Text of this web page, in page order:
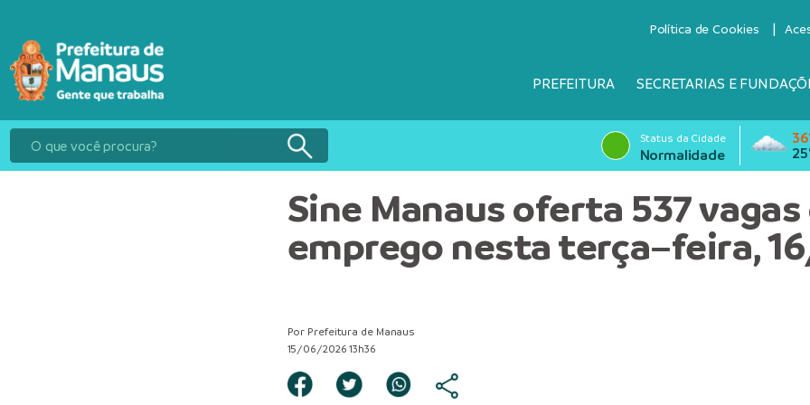
Política de Cookies
PREFEITURA SECRETARIAS E
Status da Cidade
Normalidade
Sine Manaus oferta 537 vagas
emprego nesta terça–feira,
Por Prefeitura de Manaus
15/06/2026 13h36